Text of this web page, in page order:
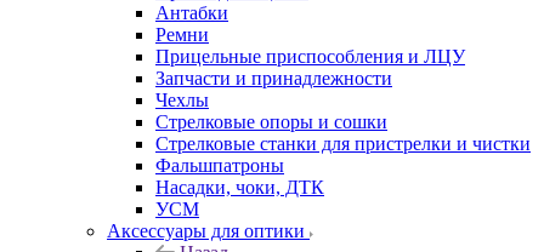
Антабки
Ремни
Прицельные приспособления и ЛЦУ
Запчасти и принадлежности
Чехлы
Стрелковые опоры и сошки
Стрелковые станки для пристрелки и чистки
Фальшпатроны
Насадки, чоки, ДТК
УСМ
Аксессуары для оптики